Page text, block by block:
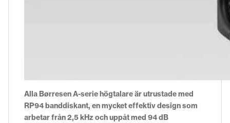
Alla Børresen A-serie högtalare är utrustade med
RP94 banddiskant, en mycket effektiv design som
arbetar från 2,5 kHz och uppåt med 94 dB